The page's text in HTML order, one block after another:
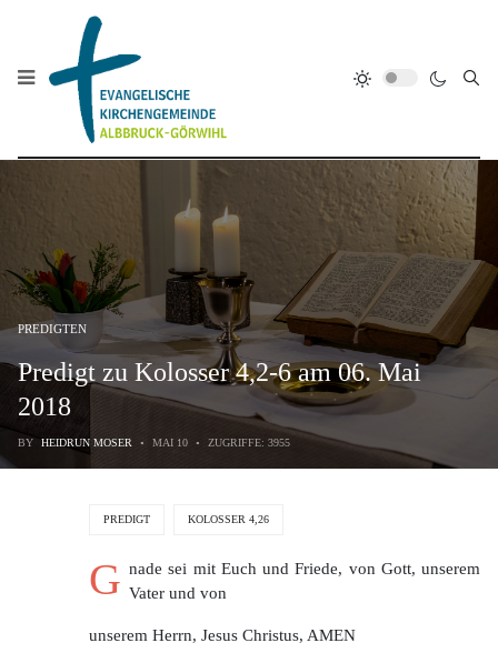
PREDIGTEN
Predigt zu Kolosser 4,2-6 am 06. Mai
2018
BY HEIDRUN MOSER MAI 10 ZUGRIFFE: 3955
PREDIGT KOLOSSER 4,26
G nade sei mit Euch und Friede, von Gott, unserem
Vater und von
unserem Herrn, Jesus Christus, AMEN